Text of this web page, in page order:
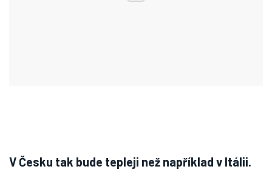
V Česku tak bude tepleji než například v Itálii.